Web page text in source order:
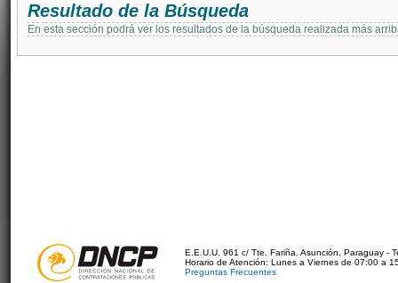
Resultado de la Búsqueda
En esta sección podrá ver los resultados de la búsqueda realizada más
E.E.U.U. 961 c/ Tte. Fariña. Asunción, Paraguay -
Horario de Atención: Lunes a Viernes de 07:00 a
Preguntas Frecuentes